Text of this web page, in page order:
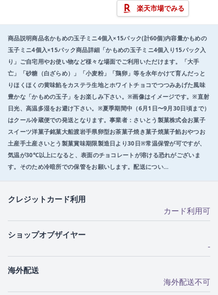
楽天市場でみる
商品説明商品名かもめの玉子ミニ4個入×15パック(計60個)内容量かもめの
玉子ミニ4個入×15パック商品詳細「かもめの玉子ミニ4個入り15パック入
り」ご自宅用やお使い物など様々な場面でご利用いただけます。「大手
亡」「砂糖（白ざらめ）」「小麦粉」「鶏卵」等を永年かけて育んだっと
りほくほくの黄味餡をカステラ生地とホワイトチョコでつつみあげた風味
豊かな「かもめの玉子」をお楽しみ下さい。※画像はイメージです。※直射
日光、高温多湿をお避け下さい。※夏季期間中（6月1日〜9月30日頃まで）
はクール冷蔵便での発送となります。事業者：さいとう製菓株式会お菓子
スイーツ洋菓子銘菓大船渡岩手県卵型お茶菓子焼き菓子焼菓子餡おやつお
土産手土産さいとう製菓賞味期限製造日より30日※常温保管が可ですが、
気温が30℃以上になると、表面のチョコレートが溶ける恐れがございま
す。そのため冷暗所での保管をお願いします。配送につい…
クレジットカード利用
カード利用可
ショップオブザイヤー
-
海外配送
海外配送不可